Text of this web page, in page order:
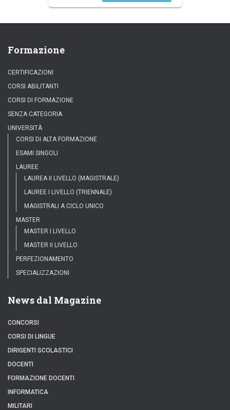
Formazione
CERTIFICAZIONI
CORSI ABILITANTI
CORSI DI FORMAZIONE
SENZA CATEGORIA
UNIVERSITÀ
CORSI DI ALTA FORMAZIONE
ESAMI SINGOLI
LAUREE
LAUREA II LIVELLO (MAGISTRALE)
LAUREE I LIVELLO (TRIENNALE)
MAGISTRALI A CICLO UNICO
MASTER
MASTER I LIVELLO
MASTER II LIVELLO
PERFEZIONAMENTO
SPECIALIZZAZIONI
News dal Magazine
CONCORSI
CORSI DI LINGUE
DIRIGENTI SCOLASTICI
DOCENTI
FORMAZIONE DOCENTI
INFORMATICA
MILITARI